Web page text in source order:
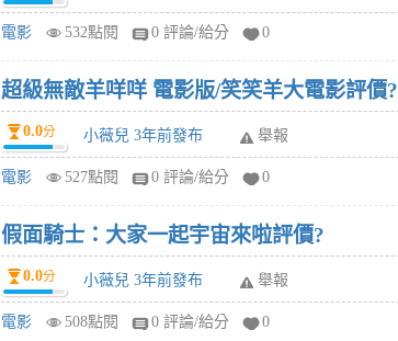
電影 532點閱 0 評論/給分 0
超級無敵羊咩咩 電影版/笑笑羊大電影評價?
0.0分 小薇兒 3年前發布 舉報
電影 527點閱 0 評論/給分 0
假面騎士：大家一起宇宙來啦評價?
0.0分 小薇兒 3年前發布 舉報
電影 508點閱 0 評論/給分 0